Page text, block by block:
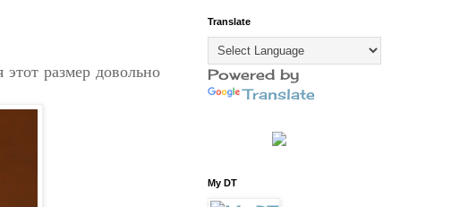
размер довольно
Translate
Powered by
Translate
My DT